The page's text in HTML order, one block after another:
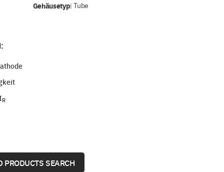
Gehäusetyp|Tube
R
PRODUCTS SEARCH